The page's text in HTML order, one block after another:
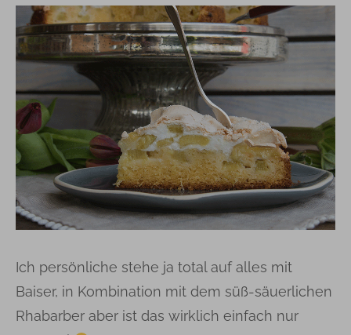
Ich persönliche stehe ja total auf alles mit
Baiser, in Kombination mit dem süß-säuerlichen
Rhabarber aber ist das wirklich einfach nur